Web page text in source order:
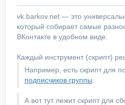
vk.barkov.net — это
который собирает самые
ВКонтакте в удобном виде.
Каждый инструмент (скрипт)
Например, есть скрипт для
подписчиков группы
А вот тут лежит скрипт для